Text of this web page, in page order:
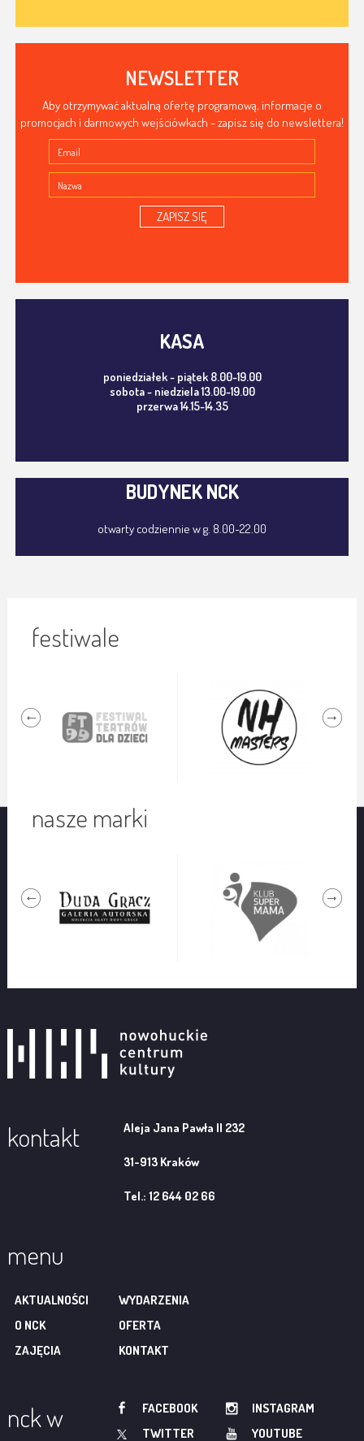
NEWSLETTER
Aby otrzymywać aktualną ofertę programową, informacje o
promocjach i darmowych wejściówkach - zapisz się do newslettera!
ZAPISZ SIĘ
KASA
poniedziałek - piątek 8.00-19.00
sobota - niedziela 13.00-19.00
przerwa 14.15-14.35
BUDYNEK NCK
otwarty codziennie w g. 8.00-22.00
festiwale
nasze marki
kontakt Aleja Jana Pawła II 232
31-913 Kraków
Tel.: 12 644 02 66
menu
AKTUALNOŚCI
WYDARZENIA
O NCK
OFERTA
ZAJĘCIA
KONTAKT
nck w
FACEBOOK
INSTAGRAM
TWITTER
YOUTUBE